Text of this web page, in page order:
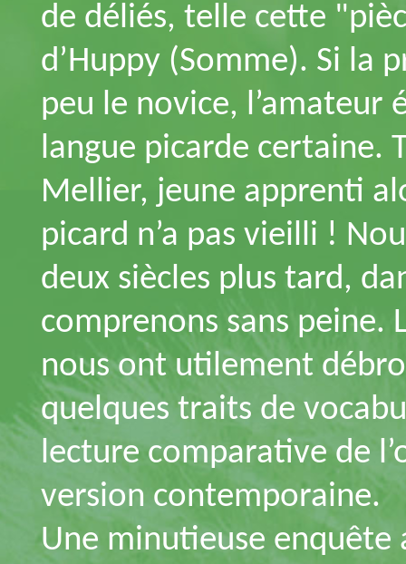
de déliés, telle cette
d’Huppy (Somme). Si la
peu le novice, l’amateur
langue picarde certaine.
Mellier, jeune apprenti
picard n’a pas vieilli !
deux siècles plus tard,
comprenons sans peine.
nous ont utilement
quelques traits de
lecture comparative de
version contemporaine.
Une minutieuse enquête